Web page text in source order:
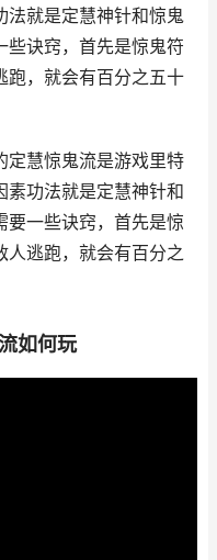
法就是定慧神针和惊鬼
些诀窍，首先是惊鬼符
跑，就会有百分之五十
定慧惊鬼流是游戏里特
素功法就是定慧神针和
要一些诀窍，首先是惊
人逃跑，就会有百分之
如何玩